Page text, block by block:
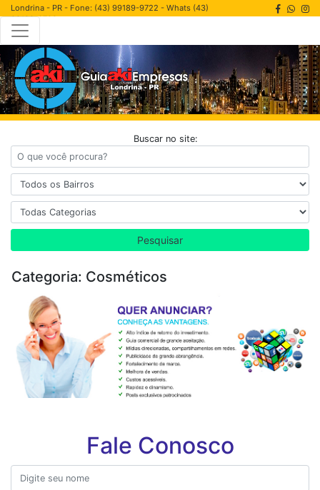
Londrina - PR - Fone: (43) 99189-9722 - Whats (43)
99189-9722
Buscar no site:
Pesquisar
Categoria: Cosméticos
Fale Conosco